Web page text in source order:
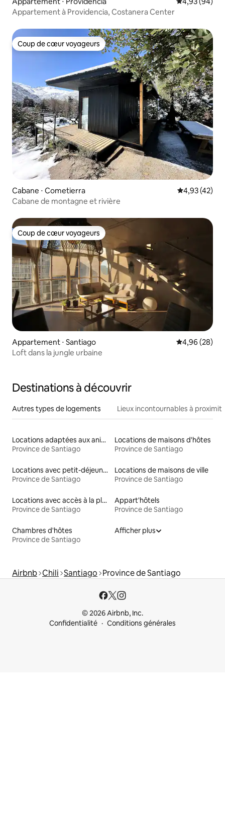
Appartement à Providencia, Costanera Center
Coup de cœur voyageurs
Coup de cœur voyageurs
Cabane ⋅ Cometierra Évaluation
4,93 (42)
Cabane de montagne et rivière
Coup de cœur voyageurs
Coup de cœur voyageurs
Appartement ⋅ Santiago Évaluation
4,96 (28)
Loft dans la jungle urbaine
Destinations à découvrir
Autres types de logements Lieux incontournables à
Locations adaptées aux animaux
Province de Santiago
Locations de maisons d'hôtes
Province de Santiago
Locations avec petit-déjeuner
Province de Santiago
Locations de maisons de ville
Province de Santiago
Locations avec accès à la plage
Province de Santiago
Appart'hôtels
Province de Santiago
Chambres d'hôtes
Province de Santiago
Afficher plus
Airbnb Chili Santiago Province de Santiago
© 2026 Airbnb, Inc.
Confidentialité
Conditions générales